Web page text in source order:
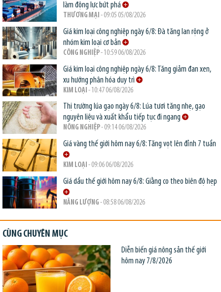
làm động lực bứt phá
THƯƠNG MẠI - 09:05 05/08/2026
Giá kim loại công nghiệp ngày 6/8: Đà tăng lan rộng ở
nhóm kim loại cơ bản
CÔNG NGHIỆP- 10:59 06/08/2026
Giá kim loại công nghiệp ngày 6/8: Tăng giảm đan xen,
xu hướng phân hóa duy trì
KIM LOẠI - 10:47 06/08/2026
Thị trường lúa gạo ngày 6/8: Lúa tươi tăng nhẹ, gạo
nguyên liệu và xuất khẩu tiếp tục đi ngang
NÔNG NGHIỆP- 09:14 06/08/2026
Giá vàng thế giới hôm nay 6/8: Tăng vọt lên đỉnh 7 tuần
KIM LOẠI - 09:06 06/08/2026
Giá dầu thế giới hôm nay 6/8: Giằng co theo biên độ hẹp
NĂNG LƯỢNG - 08:58 06/08/2026
CÙNG CHUYÊN MỤC
Diễn biến giá nông sản thế giới
hôm nay 7/8/2026